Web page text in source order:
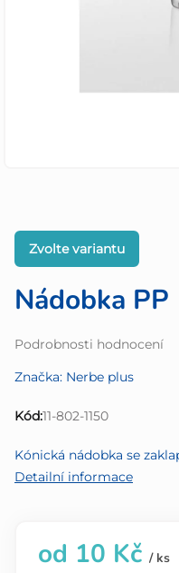
Nádobka PP
Průměrné
produktu
0,0
hvězdiček.
Podrobnosti hodnocení
Značka: Nerbe plus
Kód:11-802-1150
Zvolte variantu
Kónická nádobka se
Detailní informace
od 10 Kč / ks